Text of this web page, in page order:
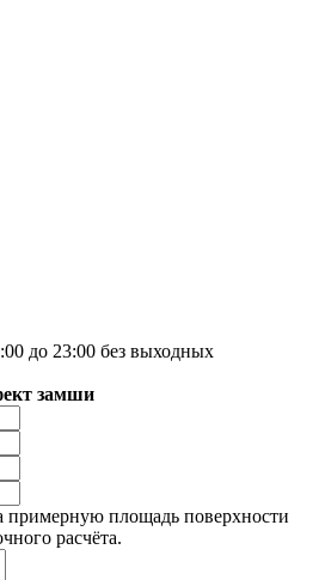
до 23:00 без выходных
замши
примерную площадь поверхности
расчёта.